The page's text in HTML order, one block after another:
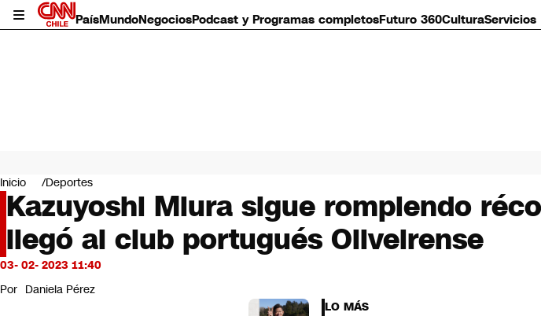
PaísMundoNegociosPodcast y Programas completosFuturo 360CulturaServicios
Mundo
Negocios
Deportes
Programas completos
Cultura
Servicios
Bits
CNN Data
Inicio Deportes
Kazuyoshi Miura sigue rompiendo
llegó al club portugués Oliveirense
03- 02- 2023 11:40
Por Daniela Pérez
LO MÁS